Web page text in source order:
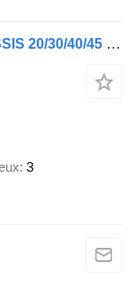
HFR SB24 CONTAINER MULTI CHASSIS 20/30/40/45 FT. - BPW DISC - 2X EXT
3